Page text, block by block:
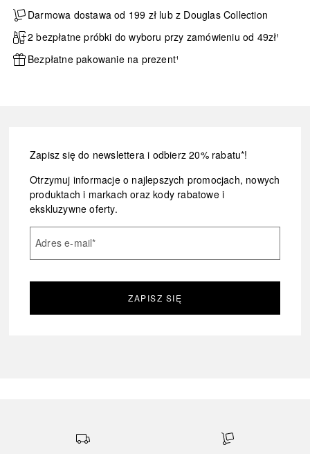
Darmowa dostawa od 199 zł lub z Douglas Collection
2 bezpłatne próbki do wyboru przy zamówieniu od 49zł¹
Bezpłatne pakowanie na prezent¹
Zapisz się do newslettera i odbierz 20% rabatu*!
Otrzymuj informacje o najlepszych promocjach, nowych
produktach i markach oraz kody rabatowe i
ekskluzywne oferty.
Adres e-mail*
ZAPISZ SIĘ